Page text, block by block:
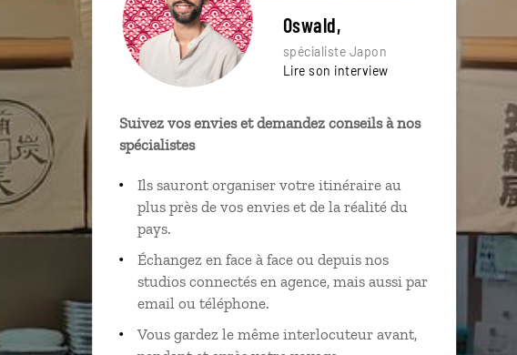
Oswald,
spécialiste Japon
Lire son interview
Suivez vos envies et demandez conseils à nos
spécialistes
Ils sauront organiser votre itinéraire au
plus près de vos envies et de la réalité du
pays.
Échangez en face à face ou depuis nos
studios connectés en agence, mais aussi par
email ou téléphone.
Vous gardez le même interlocuteur avant,